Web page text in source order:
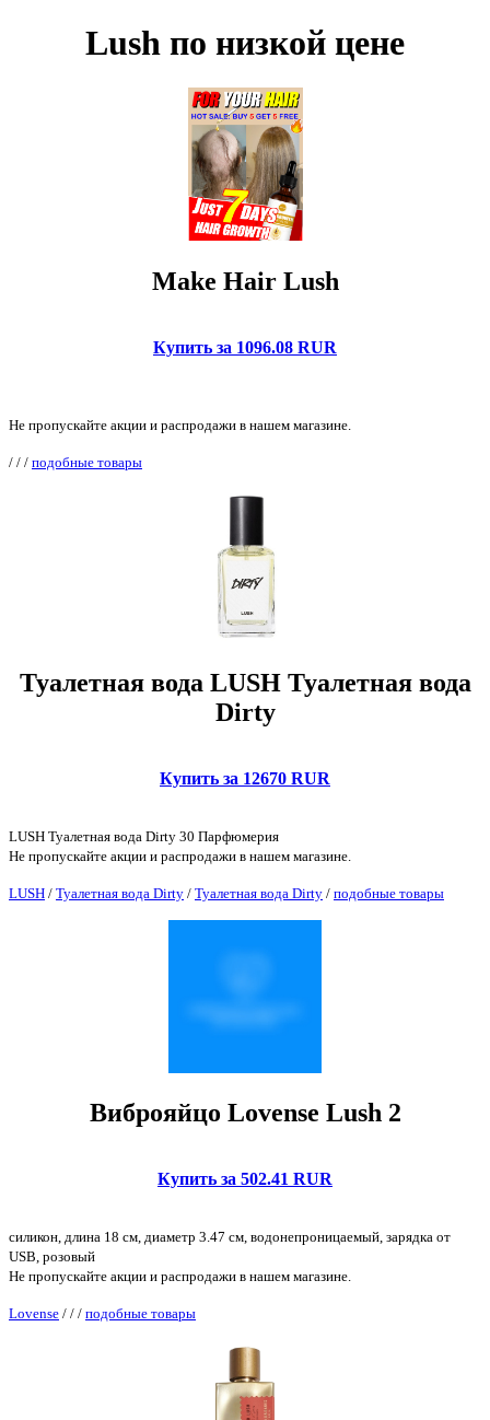
Lush по низкой цене
Make Hair Lush
Купить за 1096.08 RUR
Не пропускайте акции и распродажи в нашем магазине.
/ / / подобные товары
Туалетная вода LUSH Туалетная вода
Dirty
Купить за 12670 RUR
LUSH Туалетная вода Dirty 30 Парфюмерия
Не пропускайте акции и распродажи в нашем магазине.
LUSH / Туалетная вода Dirty / Туалетная вода Dirty / подобные товары
Виброяйцо Lovense Lush 2
Купить за 502.41 RUR
силикон, длина 18 см, диаметр 3.47 см, водонепроницаемый, зарядка от
USB, розовый
Не пропускайте акции и распродажи в нашем магазине.
Lovense / / / подобные товары